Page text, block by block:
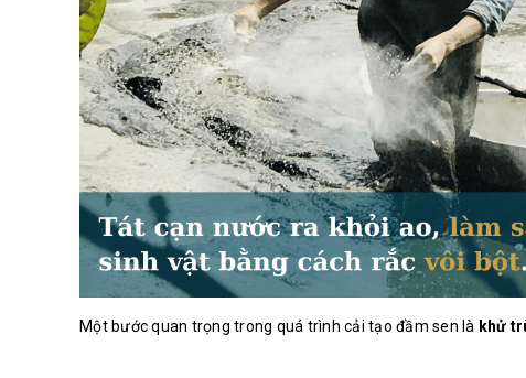
Một bước quan trọng trong quá trình cải tạo đầm sen là khử